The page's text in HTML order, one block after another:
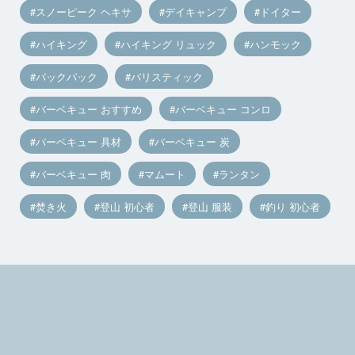
スノーピーク ヘキサ デイキャンプ ドイター
ハイキング ハイキング リュック ハンモック
バックパック バリスティック
バーベキュー おすすめ バーベキュー コンロ
バーベキュー 具材 バーベキュー 炭
バーベキュー 肉 マムート ランタン
焚き火 登山 初心者 登山 服装 釣り 初心者